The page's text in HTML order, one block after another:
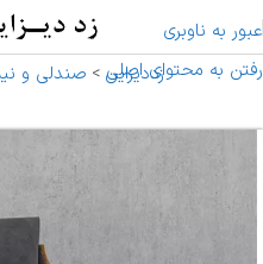
عبور به ناوبری
رفتن به محتوای اصلی
زددیزاین > صندلی و